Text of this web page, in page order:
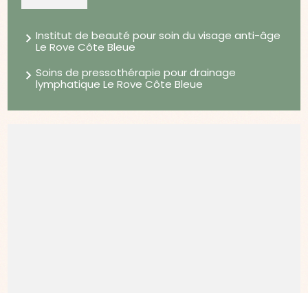
Institut de beauté pour soin du visage anti-âge
Le Rove Côte Bleue
Soins de pressothérapie pour drainage
lymphatique Le Rove Côte Bleue